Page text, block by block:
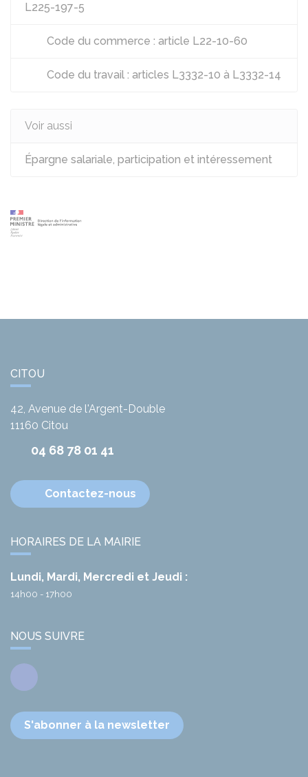
L225-197-5
Code du commerce : article L22-10-60
Code du travail : articles L3332-10 à L3332-14
Voir aussi
Épargne salariale, participation et intéressement
CITOU
42, Avenue de l'Argent-Double
11160 Citou
04 68 78 01 41
Contactez-nous
HORAIRES DE LA MAIRIE
Lundi, Mardi, Mercredi et Jeudi :
14h00 - 17h00
NOUS SUIVRE
Facebook
S'abonner à la newsletter